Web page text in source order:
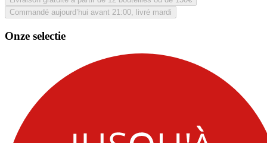
Commandé aujourd’hui avant 21:00, livré mardi
Onze selectie